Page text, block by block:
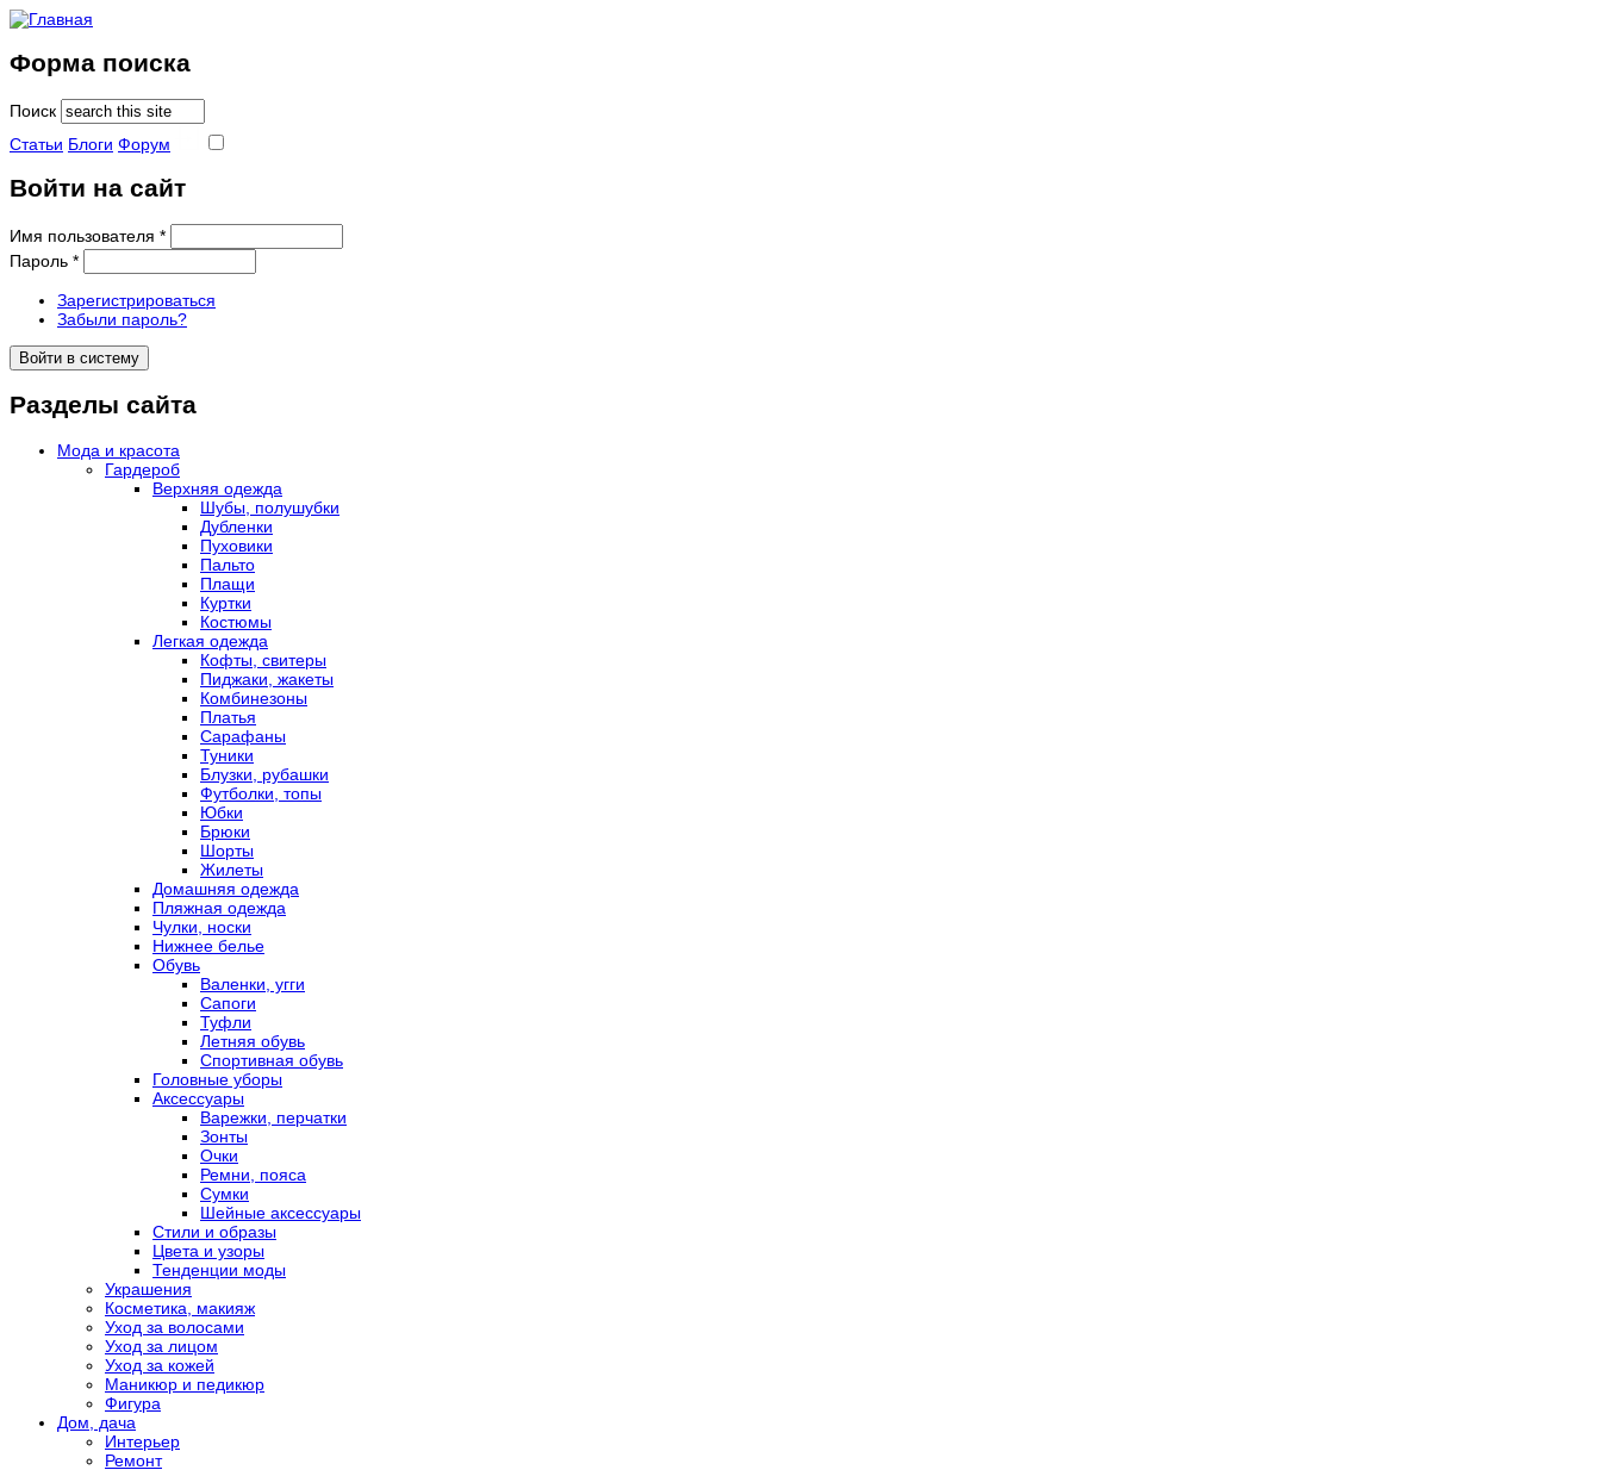
Форма поиска
Поиск
Статьи Блоги Форум
Войти на сайт
Имя пользователя *
Пароль *
Зарегистрироваться
Забыли пароль?
Разделы сайта
Мода и красота
Гардероб
Верхняя одежда
Шубы, полушубки
Дубленки
Пуховики
Пальто
Плащи
Куртки
Костюмы
Легкая одежда
Кофты, свитеры
Пиджаки, жакеты
Комбинезоны
Платья
Сарафаны
Туники
Блузки, рубашки
Футболки, топы
Юбки
Брюки
Шорты
Жилеты
Домашняя одежда
Пляжная одежда
Чулки, носки
Нижнее белье
Обувь
Валенки, угги
Сапоги
Туфли
Летняя обувь
Спортивная обувь
Головные уборы
Аксессуары
Варежки, перчатки
Зонты
Очки
Ремни, пояса
Сумки
Шейные аксессуары
Стили и образы
Цвета и узоры
Тенденции моды
Украшения
Косметика, макияж
Уход за волосами
Уход за лицом
Уход за кожей
Маникюр и педикюр
Фигура
Дом, дача
Интерьер
Ремонт